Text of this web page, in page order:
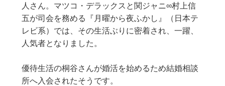
人さん。マツコ・デラックスと関ジャニ∞村上信
五が司会を務める『月曜から夜ふかし』（日本テ
レビ系）では、その生活ぶりに密着され、一躍、
人気者となりました。
優待生活の桐谷さんが婚活を始めるため結婚相談
所へ入会されたそうです。